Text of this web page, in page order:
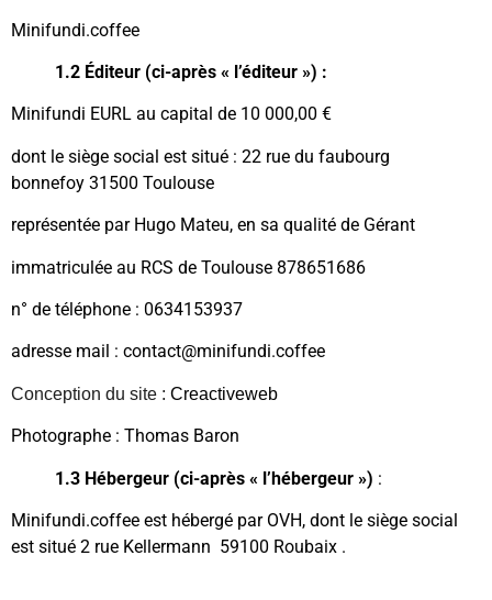
Minifundi.coffee
1.2 Éditeur (ci-après « l’éditeur ») :
Minifundi EURL au capital de 10 000,00 €
dont le siège social est situé : 22 rue du faubourg
bonnefoy 31500 Toulouse
représentée par Hugo Mateu, en sa qualité de Gérant
immatriculée au RCS de Toulouse 878651686
n° de téléphone : 0634153937
adresse mail : contact@minifundi.coffee
Conception du site : Creactiveweb
Photographe : Thomas Baron
1.3 Hébergeur (ci-après « l’hébergeur ») :
Minifundi.coffee est hébergé par OVH, dont le siège social
est situé 2 rue Kellermann 59100 Roubaix .